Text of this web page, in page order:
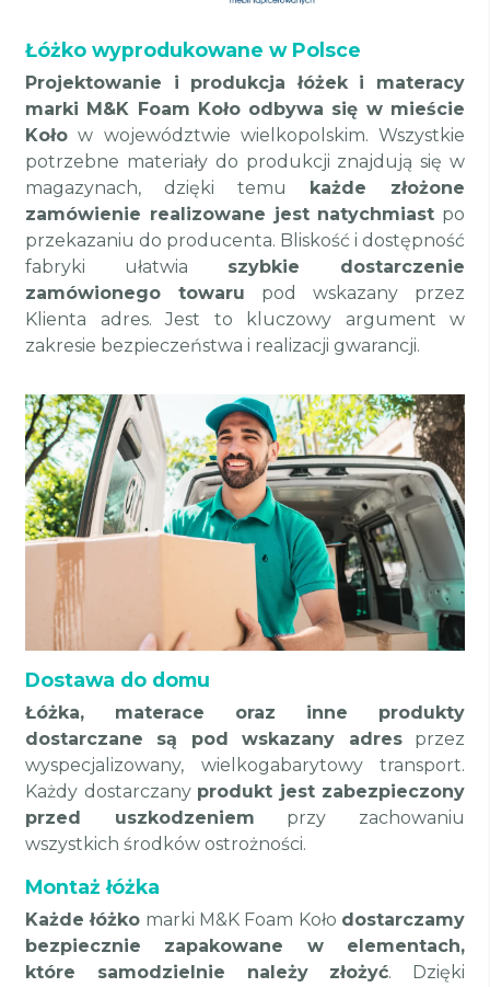
Łóżko wyprodukowane w Polsce
Projektowanie i produkcja łóżek i materacy
marki M&K Foam Koło odbywa się w mieście
Koło w województwie wielkopolskim. Wszystkie
potrzebne materiały do produkcji znajdują się w
magazynach, dzięki temu każde złożone
zamówienie realizowane jest natychmiast po
przekazaniu do producenta. Bliskość i dostępność
fabryki ułatwia szybkie dostarczenie
zamówionego towaru pod wskazany przez
Klienta adres. Jest to kluczowy argument w
zakresie bezpieczeństwa i realizacji gwarancji.
Dostawa do domu
Łóżka, materace oraz inne produkty
dostarczane są pod wskazany adresprzez
wyspecjalizowany, wielkogabarytowy transport.
Każdy dostarczany produkt jest zabezpieczony
przed uszkodzeniem przy zachowaniu
wszystkich środków ostrożności.
Montaż łóżka
Każde łóżko marki M&K Foam Koło dostarczamy
bezpiecznie zapakowane w elementach,
które samodzielnie należy złożyć. Dzięki